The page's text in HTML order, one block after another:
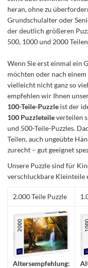
heran, ohne zu
Grundschulalter oder
der deutlich größeren
500, 1000 und 2000
Wenn Sie erst einmal ein
möchten oder nach
vielleicht nicht ganz so
empfehlen wir Ihnen
100-Teile-Puzzle ist der
100 Puzzleteileverteilen
und 500-Teile-Puzzles.
Teilen, auch ungeübte
zurecht – gut geeignet
Unsere Puzzle sind für
verschluckbare Kleinteile
2.000 Teile Puzzle
Altersempfehlung: